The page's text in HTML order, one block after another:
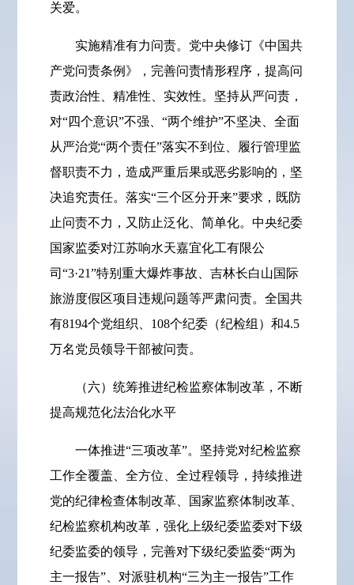
关爱。
实施精准有力问责。党中央修订《中国共
产党问责条例》，完善问责情形程序，提高问
责政治性、精准性、实效性。坚持从严问责，
对“四个意识”不强、“两个维护”不坚决、全面
从严治党“两个责任”落实不到位、履行管理监
督职责不力，造成严重后果或恶劣影响的，坚
决追究责任。落实“三个区分开来”要求，既防
止问责不力，又防止泛化、简单化。中央纪委
国家监委对江苏响水天嘉宜化工有限公
司“3·21”特别重大爆炸事故、吉林长白山国际
旅游度假区项目违规问题等严肃问责。全国共
有8194个党组织、108个纪委（纪检组）和4.5
万名党员领导干部被问责。
（六）统筹推进纪检监察体制改革，不断
提高规范化法治化水平
一体推进“三项改革”。坚持党对纪检监察
工作全覆盖、全方位、全过程领导，持续推进
党的纪律检查体制改革、国家监察体制改革、
纪检监察机构改革，强化上级纪委监委对下级
纪委监委的领导，完善对下级纪委监委“两为
主一报告”、对派驻机构“三为主一报告”工作